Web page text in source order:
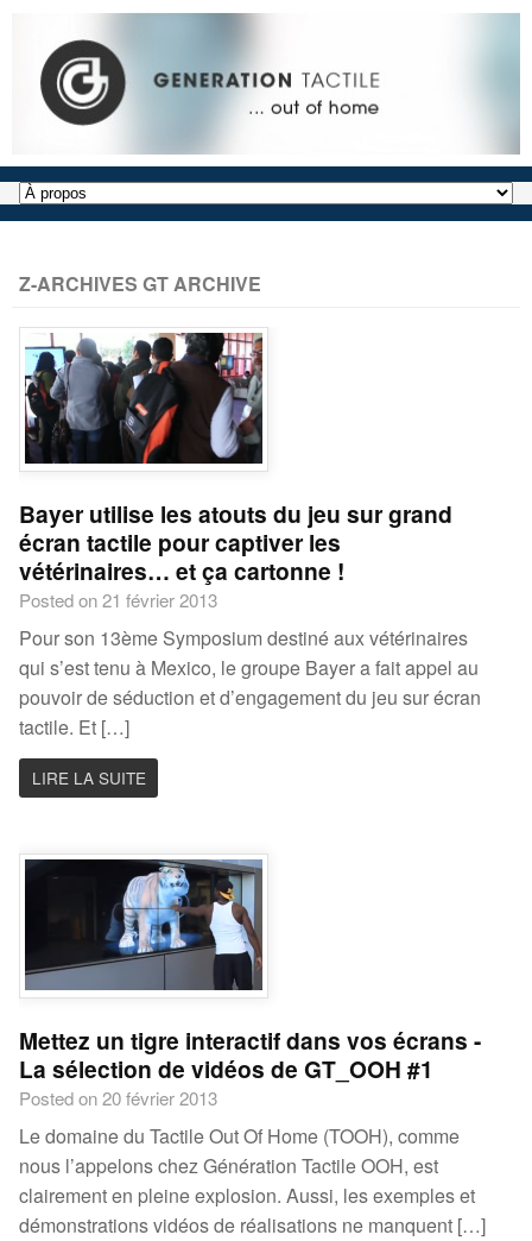
Z-ARCHIVES GT ARCHIVE
Bayer utilise les atouts du jeu sur grand
écran tactile pour captiver les
vétérinaires… et ça cartonne !
Posted on 21 février 2013
Pour son 13ème Symposium destiné aux vétérinaires
qui s’est tenu à Mexico, le groupe Bayer a fait appel au
pouvoir de séduction et d’engagement du jeu sur écran
tactile. Et […]
LIRE LA SUITE
Mettez un tigre interactif dans vos écrans -
La sélection de vidéos de GT_OOH #1
Posted on 20 février 2013
Le domaine du Tactile Out Of Home (TOOH), comme
nous l’appelons chez Génération Tactile OOH, est
clairement en pleine explosion. Aussi, les exemples et
démonstrations vidéos de réalisations ne manquent […]